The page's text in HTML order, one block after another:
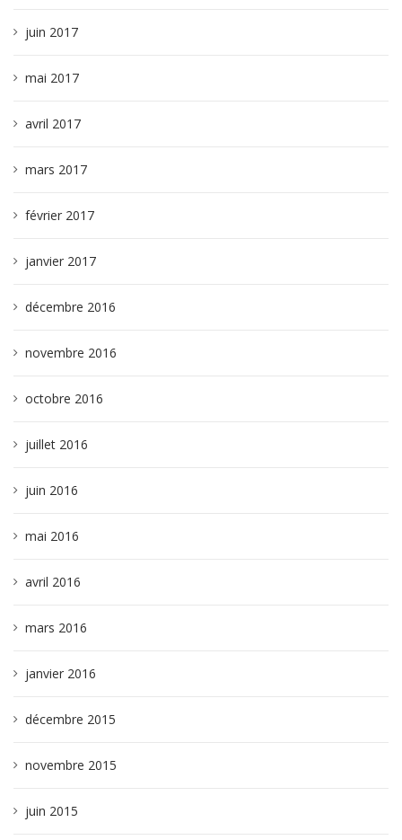
juin 2017
mai 2017
avril 2017
mars 2017
février 2017
janvier 2017
décembre 2016
novembre 2016
octobre 2016
juillet 2016
juin 2016
mai 2016
avril 2016
mars 2016
janvier 2016
décembre 2015
novembre 2015
juin 2015